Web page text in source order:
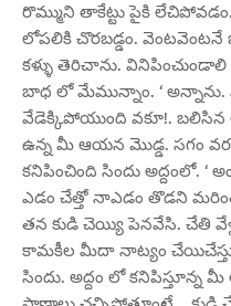
రొమ్ముని తాకేట్టు పైకి
లోపలికి చొరబడ్డం.
కళ్ళు తెరిచాను.
బాధ లో మేమున్నాం. ‘
వేడెక్కిపోయుంది వకూ!.
ఉన్న మీ ఆయన మొడ్డ. సగం
కనిపించింది సిందు అద్దంలో. ‘
ఎడం చేత్తో నాఎడం తొడని మరింత
తన కుడి చెయ్యి పెనవేసి. చేతి
కామకీల మీదా నాట్యం
సిందు. అద్దం లో కనిపిస్తూన్న